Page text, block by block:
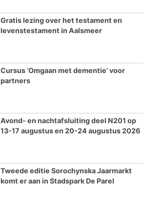
Gratis lezing over het testament en
levenstestament in Aalsmeer
Cursus ‘Omgaan met dementie’ voor
partners
Avond- en nachtafsluiting deel N201 op
13-17 augustus en 20-24 augustus 2026
Tweede editie Sorochynska Jaarmarkt
komt er aan in Stadspark De Parel